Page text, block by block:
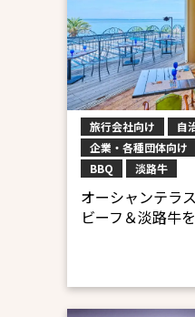
旅行会社向け
自
企業・各種団体向け
BBQ
淡路牛
オーシャンテラ
ビーフ＆淡路牛